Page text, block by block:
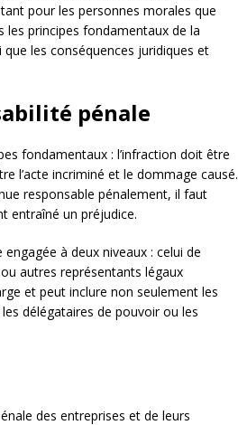
pour les personnes morales que
les principes fondamentaux de la
les conséquences juridiques et
pénale
fondamentaux : l’infraction doit être
l’acte incriminé et le dommage causé.
responsable pénalement, il faut
entraîné un préjudice.
engagée à deux niveaux : celui de
autres représentants légaux
et peut inclure non seulement les
délégataires de pouvoir ou les
des entreprises et de leurs